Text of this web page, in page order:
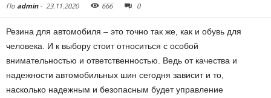
По admin- 23.11.2020 666 0
Резина для автомобиля – это точно так же, как и обувь для
человека. И к выбору стоит относиться с особой
внимательностью и ответственностью. Ведь от качества и
надежности автомобильных шин сегодня зависит и то,
насколько надежным и безопасным будет управление